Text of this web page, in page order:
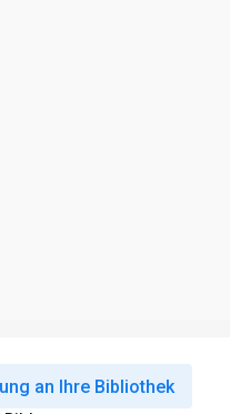
an Ihre Bibliothek